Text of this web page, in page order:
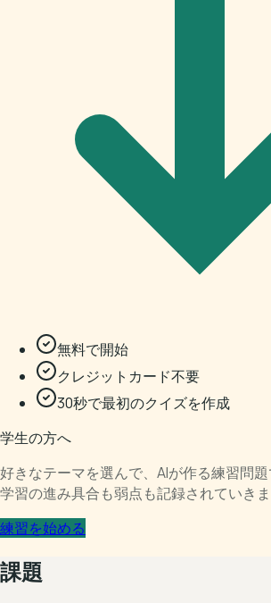
無料で開始
クレジットカード不要
30秒で最初のクイズを作成
学生の方へ
好きなテーマを選んで、AIが作る練習問題
学習の進み具合も弱点も記録されていきま
練習を始める
課題